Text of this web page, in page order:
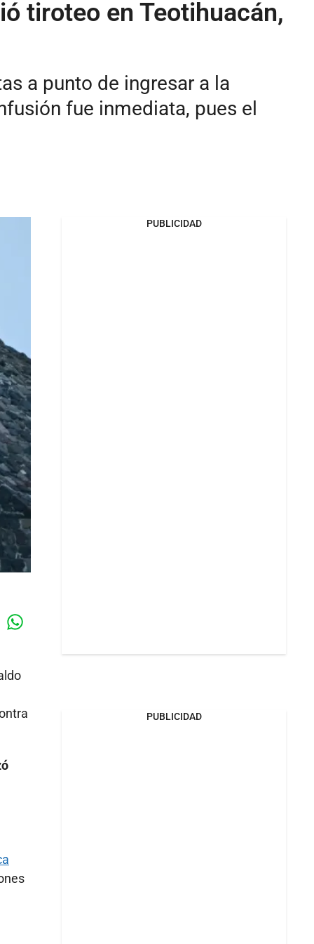
tiroteo en Teotihuacán,
a punto de ingresar a la
fue inmediata, pues el
PUBLICIDAD
PUBLICIDAD